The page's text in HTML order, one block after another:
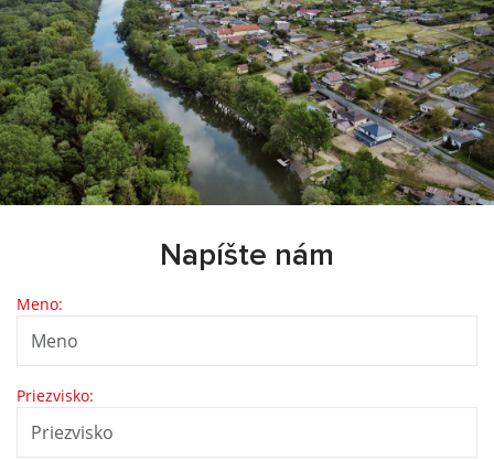
Napíšte nám
Meno:
Priezvisko: